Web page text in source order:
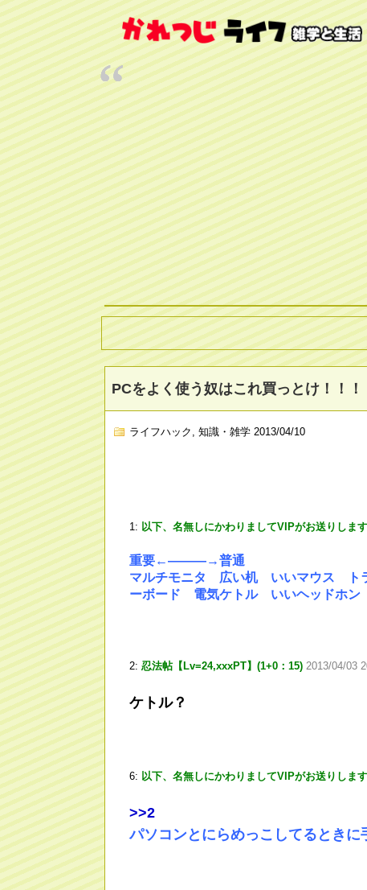
PCをよく使う奴はこれ買っとけ！！
ライフハック 知識・雑学 2013/04/10
1: 以下、名無しにかわりましてVIPがお送りします
重要←―――→普通
マルチモニタ 広い机 いいマウス ト
ーボード 電気ケトル いいヘッドホン
2: 忍法帖【Lv=24,xxxPT】(1+0：15) 2013/04/03
ケトル？
6: 以下、名無しにかわりましてVIPがお送りします
>>2
パソコンとにらめっこしてるとき